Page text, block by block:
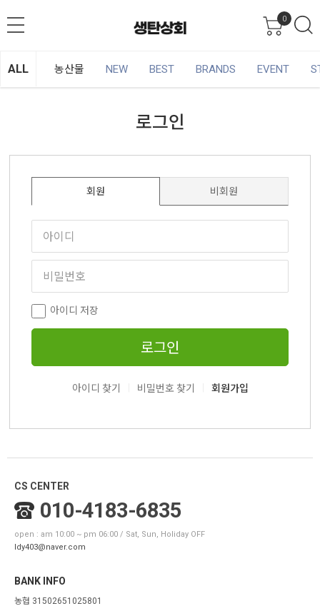
0
ALL 농산물 NEW BEST BRANDS EVENT
로그인
회원 비회원
아이디 저장
로그인
아이디 찾기 비밀번호 찾기 회원가입
CS CENTER
010-4183-6835
open : am 10:00 ~ pm 06:00 / Sat, Sun, Holiday OFF
ldy403@naver.com
BANK INFO
농협 31502651025801